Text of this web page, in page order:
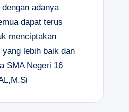
adanya
dapat terus
menciptakan
yang lebih baik dan
SMA Negeri 16